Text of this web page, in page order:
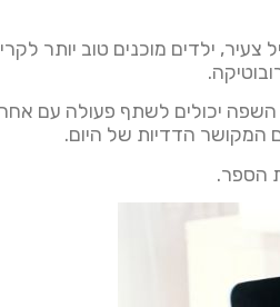
צעיר, ילדים מוכנים טוב יותר
השפה יכולים לשתף פעולה עם
המקושר הדדיות של היום.
הספר.